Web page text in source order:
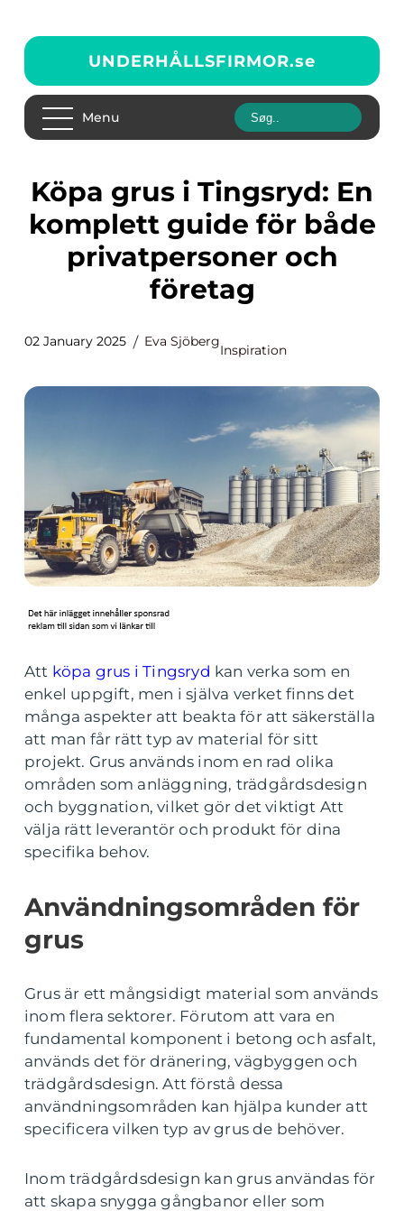
UNDERHÅLLSFIRMOR.se
Menu
Köpa grus i Tingsryd: En
komplett guide för både
privatpersoner och
företag
02 January 2025 Eva Sjöberg
Inspiration
Att köpa grus i Tingsryd kan verka som en
enkel uppgift, men i själva verket finns det
många aspekter att beakta för att säkerställa
att man får rätt typ av material för sitt
projekt. Grus används inom en rad olika
områden som anläggning, trädgårdsdesign
och byggnation, vilket gör det viktigt Att
välja rätt leverantör och produkt för dina
specifika behov.
Användningsområden för
grus
Grus är ett mångsidigt material som används
inom flera sektorer. Förutom att vara en
fundamental komponent i betong och asfalt,
används det för dränering, vägbyggen och
trädgårdsdesign. Att förstå dessa
användningsområden kan hjälpa kunder att
specificera vilken typ av grus de behöver.
Inom trädgårdsdesign kan grus användas för
att skapa snygga gångbanor eller som